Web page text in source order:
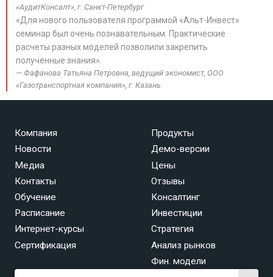
«АудитКонсалт», г. Санкт-Петербург
«Для нового пользователя программой «Альт-Инвест»
семинар был очень познавательным. Практические
расчеты разных моделей позволили закрепить
полученные знания».
Фафанова Татьяна Петровна, ведущий экономист, ООО
«Газотранспортная компания», г. Казань
Компания
Новости
Медиа
Контакты
Продукты
Демо-версии
Цены
Отзывы
Обучение
Расписание
Интернет-курсы
Сертификация
Консалтинг
Инвестиции
Стратегия
Анализ рынков
Фин. модели